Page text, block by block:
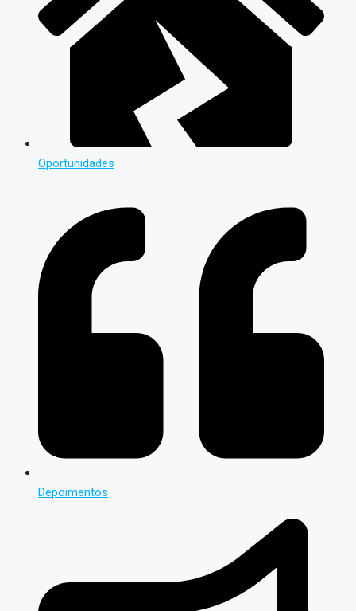
Oportunidades
Depoimentos